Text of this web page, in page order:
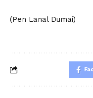
(Pen Lanal Dumai)